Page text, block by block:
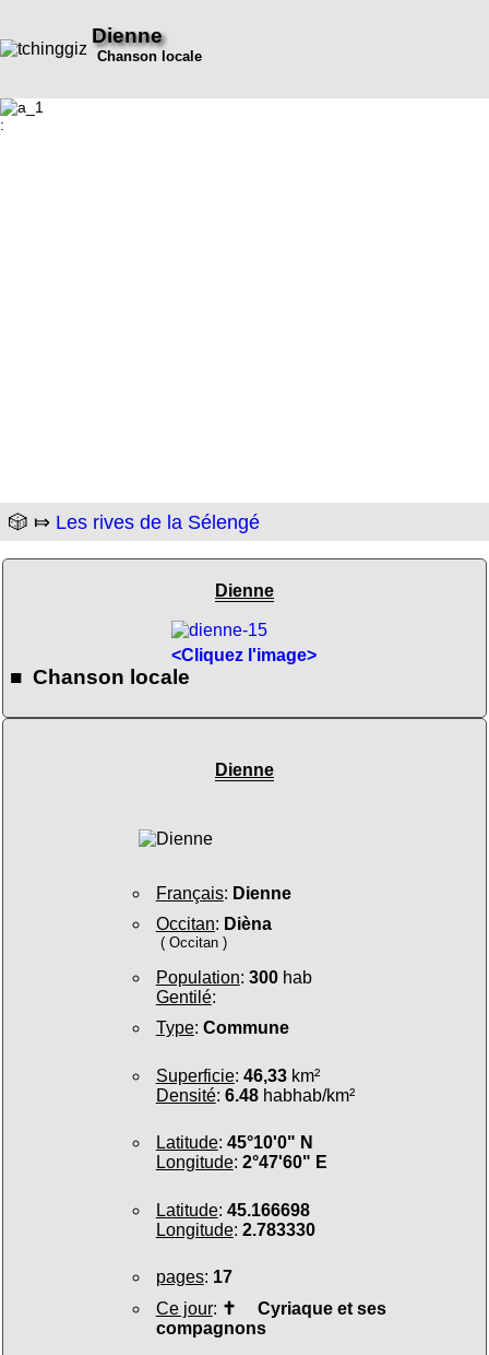
Dienne
Chanson locale
:
🎲 ⤇ Les rives de la Sélengé
Dienne
<Cliquez l'image>
■ Chanson locale
Dienne
Français: Dienne
Occitan: Dièna
( Occitan )
Population: 300hab
Gentilé:
Type: Commune
Superficie: 46,33km²
Densité: 6.48habhab/km²
Latitude: 45°10'0" N
Longitude: 2°47'60" E
Latitude: 45.166698
Longitude: 2.783330
pages: 17
Ce jour: ✝ Cyriaque et ses
compagnons